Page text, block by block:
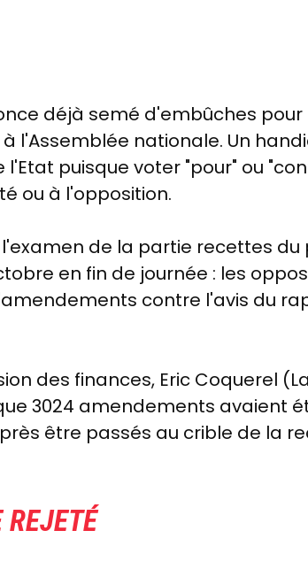
déjà semé d'embûches
l'Assemblée nationale. Un
puisque voter "pour" ou
ou à l'opposition.
de la partie recettes du
en fin de journée : les
contre l'avis du
des finances, Eric Coquerel
3024 amendements avaient
être passés au crible de la